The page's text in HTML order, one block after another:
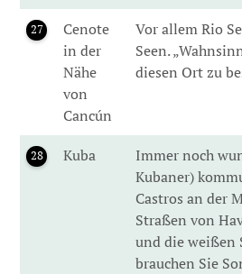
27
Cenote
in der
Nähe
von
Cancún
Vor allem Rio
Seen.
diesen Ort zu
28 Kuba
Immer noch
Kubaner)
Castros an der
Straßen von
und die weißen
brauchen Sie